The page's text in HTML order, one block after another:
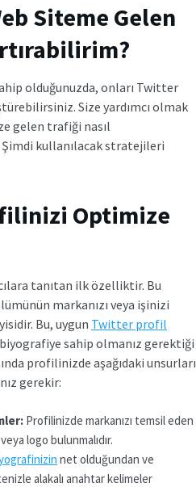
Siteme Gelen
olduğunuzda, onları Twitter
Size yardımcı olmak
gelen trafiği nasıl
Şimdi kullanılacak stratejileri
Optimize
tanıtan ilk özelliktir. Bu
markanızı veya işinizi
Bu, uygun Twitter profil
sahip olmanız gerektiği
profilinizde aşağıdaki unsurları
gerekir:
Profilinizde markanızı temsil eden
logo bulunmalıdır.
net olduğundan ve
alakalı anahtar kelimeler